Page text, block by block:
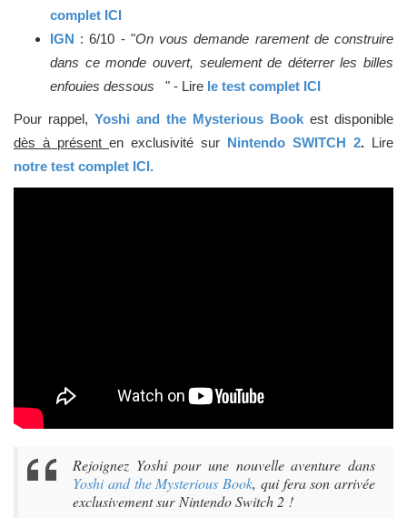
complet ICI
IGN : 6/10 - "On vous demande rarement de construire
dans ce monde ouvert, seulement de déterrer les billes
enfouies dessous
" - Lire le test complet ICI
Pour rappel, Yoshi and the Mysterious Book est disponible
dès à présent en exclusivité sur Nintendo SWITCH 2. Lire
notre test complet ICI.
Rejoignez Yoshi pour une nouvelle aventure dans
Yoshi and the Mysterious Book, qui fera son arrivée
exclusivement sur Nintendo Switch 2 !